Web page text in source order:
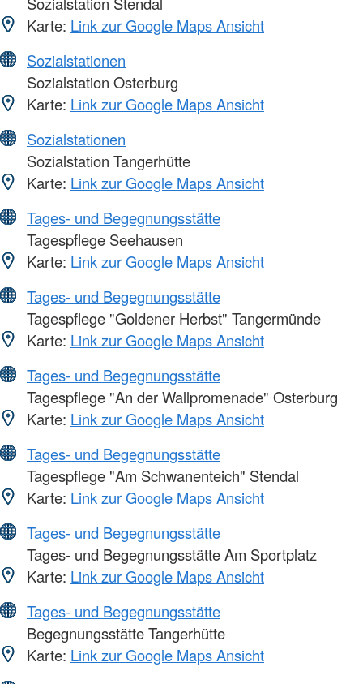
Karte: Link zur Google Maps Ansicht
Sozialstationen
Sozialstation Osterburg
Karte: Link zur Google Maps Ansicht
Sozialstationen
Sozialstation Tangerhütte
Karte: Link zur Google Maps Ansicht
Tages- und Begegnungsstätte
Tagespflege Seehausen
Karte: Link zur Google Maps Ansicht
Tages- und Begegnungsstätte
Tagespflege "Goldener Herbst" Tangermünde
Karte: Link zur Google Maps Ansicht
Tages- und Begegnungsstätte
Tagespflege "An der Wallpromenade" Osterburg
Karte: Link zur Google Maps Ansicht
Tages- und Begegnungsstätte
Tagespflege "Am Schwanenteich" Stendal
Karte: Link zur Google Maps Ansicht
Tages- und Begegnungsstätte
Tages- und Begegnungsstätte Am Sportplatz
Karte: Link zur Google Maps Ansicht
Tages- und Begegnungsstätte
Begegnungsstätte Tangerhütte
Karte: Link zur Google Maps Ansicht